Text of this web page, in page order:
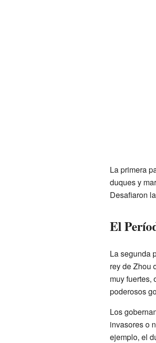
La primera
duques y
Desafiaron
El
La segunda
rey de Zhou
muy fuertes,
poderosos
Los
invasores o
ejemplo, el